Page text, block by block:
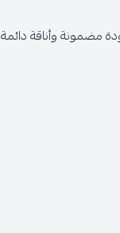
مضمونة وأناقة دائمة